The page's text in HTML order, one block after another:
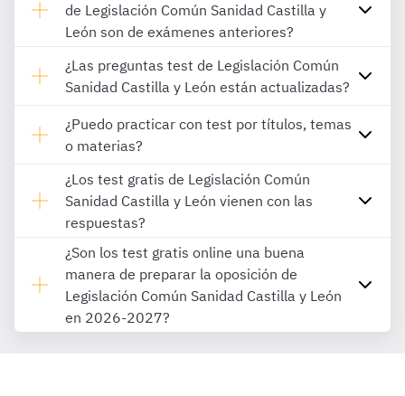
de Legislación Común Sanidad Castilla y
León son de exámenes anteriores?
¿Las preguntas test de Legislación Común
Sanidad Castilla y León están actualizadas?
¿Puedo practicar con test por títulos, temas
o materias?
¿Los test gratis de Legislación Común
Sanidad Castilla y León vienen con las
respuestas?
¿Son los test gratis online una buena
manera de preparar la oposición de
Legislación Común Sanidad Castilla y León
en 2026-2027?